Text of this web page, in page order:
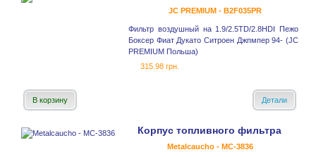
JC PREMIUM - B2F035PR
Фильтр воздушный на 1.9/2.5TD/2.8HDI Пежо
Боксер Фиат Дукато Ситроен Джпмпер 94- (JC
PREMIUM Польша)
315.98 грн.
В корзину Детали
Корпус топливного фильтра
Metalcaucho - MC-3836